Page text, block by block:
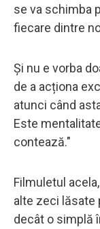
se va schimba
fiecare dintre
Și nu e vorba
de a acționa
atunci când
Este
contează."
Filmuletul
alte zeci lăsate
decât o simplă